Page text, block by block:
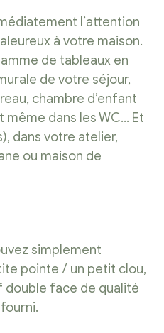
l’attention
à votre maison.
de tableaux en
de votre séjour,
chambre d’enfant
dans les WC… Et
dans votre atelier,
ou maison de
simplement
pointe / un petit clou,
double face de qualité